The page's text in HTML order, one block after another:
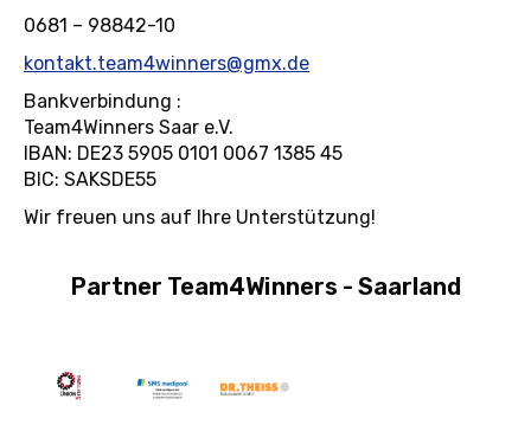
0681 – 98842-10
kontakt.team4winners@gmx.de
Bankverbindung :
Team4Winners Saar e.V.
IBAN: DE23 5905 0101 0067 1385 45
BIC: SAKSDE55
Wir freuen uns auf Ihre Unterstützung!
Partner Team4Winners - Saarland